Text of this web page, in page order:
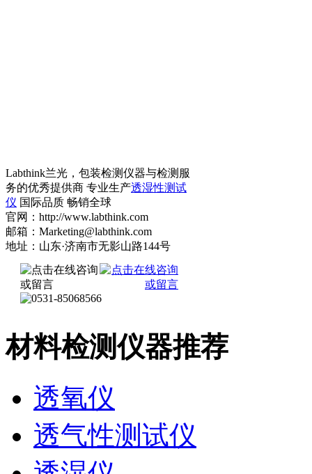
Labthink兰光，包装检测仪器与检测服
务的优秀提供商 专业生产透湿性测试
仪 国际品质 畅销全球
官网：http://www.labthink.com
邮箱：Marketing@labthink.com
地址：山东·济南市无影山路144号
材料检测仪器推荐
透氧仪
透气性测试仪